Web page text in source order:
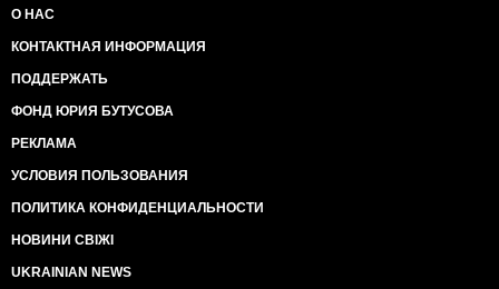
О НАС
КОНТАКТНАЯ ИНФОРМАЦИЯ
ПОДДЕРЖАТЬ
ФОНД ЮРИЯ БУТУСОВА
РЕКЛАМА
УСЛОВИЯ ПОЛЬЗОВАНИЯ
ПОЛИТИКА КОНФИДЕНЦИАЛЬНОСТИ
НОВИНИ СВІЖІ
UKRAINIAN NEWS